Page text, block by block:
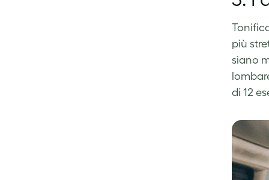
più
siano
di 12